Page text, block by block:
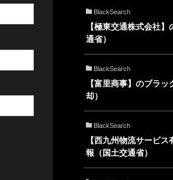
BlackSearch
【極東交通株式会社
通省）
BlackSearch
【富里商事】のブラ
却）
BlackSearch
【西九州物流サービ
報（国土交通省）